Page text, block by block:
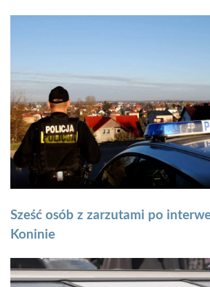
Sześć osób z zarzutami po
Koninie